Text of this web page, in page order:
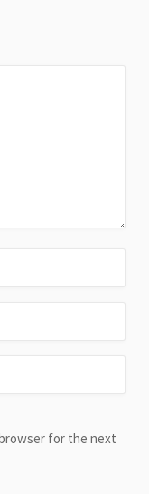
for the next